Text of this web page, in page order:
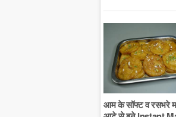
आम के सॉफ्ट व रसभरे